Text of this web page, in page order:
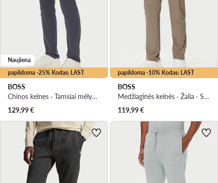
papildoma -25% Kodas: LAST
Naujiena
BOSS
Chinos kelnes · Tamsiai mėlyna · Slim Fit
129,99€
papildoma -10% Kodas: LAST
BOSS
Medžiaginės kelnės · Žalia · Slim Fit
119,99€